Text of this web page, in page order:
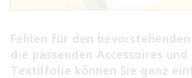
Fehlen für den
die passenden Accessoires
Textilfolie können Sie ganz